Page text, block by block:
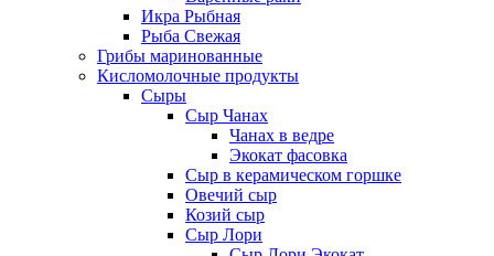
Икра Рыбная
Рыба Свежая
Грибы маринованные
Кисломолочные продукты
Сыры
Сыр Чанах
Чанах в ведре
Экокат фасовка
Сыр в керамическом горшке
Овечий сыр
Козий сыр
Сыр Лори